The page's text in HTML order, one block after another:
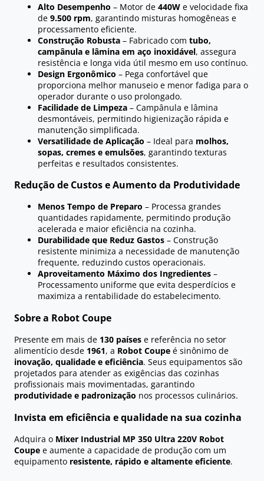
Alto Desempenho – Motor de 440W e velocidade fixa
de 9.500 rpm, garantindo misturas homogêneas e
processamento eficiente.
Construção Robusta – Fabricado com tubo,
campânula e lâmina em aço inoxidável, assegura
resistência e longa vida útil mesmo em uso contínuo.
Design Ergonômico – Pega confortável que
proporciona melhor manuseio e menor fadiga para o
operador durante o uso prolongado.
Facilidade de Limpeza – Campânula e lâmina
desmontáveis, permitindo higienização rápida e
manutenção simplificada.
Versatilidade de Aplicação – Ideal para molhos,
sopas, cremes e emulsões, garantindo texturas
perfeitas e resultados consistentes.
Redução de Custos e Aumento da Produtividade
Menos Tempo de Preparo – Processa grandes
quantidades rapidamente, permitindo produção
acelerada e maior eficiência na cozinha.
Durabilidade que Reduz Gastos – Construção
resistente minimiza a necessidade de manutenção
frequente, reduzindo custos operacionais.
Aproveitamento Máximo dos Ingredientes –
Processamento uniforme que evita desperdícios e
maximiza a rentabilidade do estabelecimento.
Sobre a Robot Coupe
Presente em mais de 130 países e referência no setor
alimentício desde 1961, a Robot Coupe é sinônimo de
inovação, qualidade e eficiência. Seus equipamentos são
projetados para atender as exigências das cozinhas
profissionais mais movimentadas, garantindo
produtividade e padronização nos processos culinários.
Invista em eficiência e qualidade na sua cozinha
Adquira o Mixer Industrial MP 350 Ultra 220V Robot
Coupe e aumente a capacidade de produção com um
equipamento resistente, rápido e altamente eficiente.